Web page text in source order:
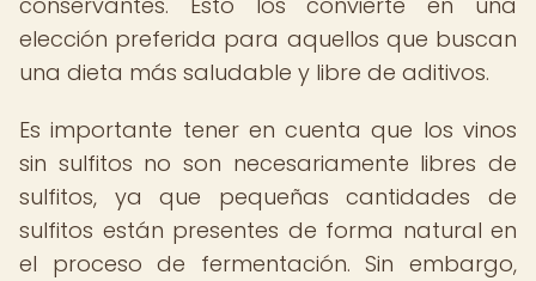
elección preferida para aquellos que buscan
una dieta más saludable y libre de aditivos.
Es importante tener en cuenta que los vinos
sin sulfitos no son necesariamente libres de
sulfitos, ya que pequeñas cantidades de
sulfitos están presentes de forma natural en
el proceso de fermentación. Sin embargo,